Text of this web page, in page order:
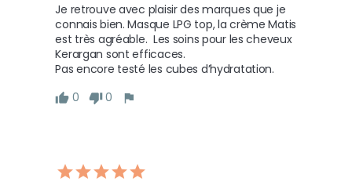
Je retrouve avec plaisir des marques que je
connais bien. Masque LPG top, la crème Matis
est très agréable.  Les soins pour les cheveux
Kerargan sont efficaces.
Pas encore testé les cubes d’hydratation.
0
0